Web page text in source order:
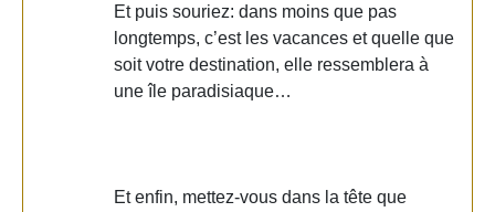
Et puis souriez: dans moins que pas
longtemps, c’est les vacances et quelle que
soit votre destination, elle ressemblera à
une île paradisiaque…
Et enfin, mettez-vous dans la tête que